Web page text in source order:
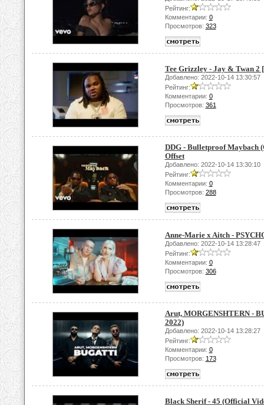
Рейтинг:
Комментарии: 0
Просмотров: 323
Tee Grizzley - Jay & Twan 2
Добавлено: 2022-10-14 13:30:57
Рейтинг:
Комментарии: 0
Просмотров: 361
DDG - Bulletproof Maybach
Offset
Добавлено: 2022-10-14 13:30:10
Рейтинг:
Комментарии: 0
Просмотров: 288
Anne-Marie x Aitch -
Добавлено: 2022-10-14 13:28:47
Рейтинг:
Комментарии: 0
Просмотров: 306
Arut, MORGENSHTERN -
2022)
Добавлено: 2022-10-14 13:28:27
Рейтинг:
Комментарии: 0
Просмотров: 173
Black Sherif - 45 (Official